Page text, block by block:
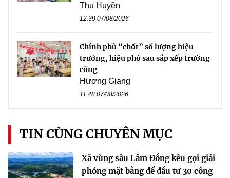
Thu Huyền
12:39 07/08/2026
Chính phủ “chốt” số lượng hiệu
trưởng, hiệu phó sau sắp xếp trường
công
Hương Giang
11:48 07/08/2026
TIN CÙNG CHUYÊN MỤC
Xã vùng sâu Lâm Đồng kêu gọi giải
phóng mặt bằng để đầu tư 30 công